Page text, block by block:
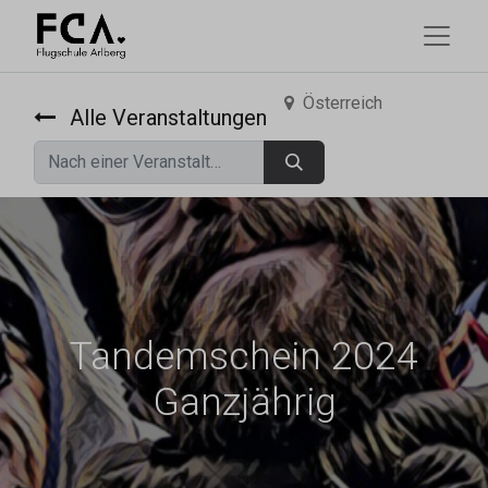
Alle Veranstaltungen
Österreich
Tandemschein 2024
Ganzjährig